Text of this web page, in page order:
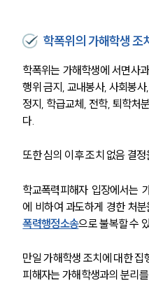
학폭위의 가해학생 조
학폭위는 가해학생에 서면사
행위 금지, 교내봉사, 사회봉
정지, 학급교체, 전학, 퇴학처
다.
또한 심의 이후 조치 없음 결정
학교폭력피해자 입장에서는
에 비하여 과도하게 경한 처
폭력행정소송으로 불복할 수
만일 가해학생 조치에 대한 집
피해자는 가해학생과의 분리